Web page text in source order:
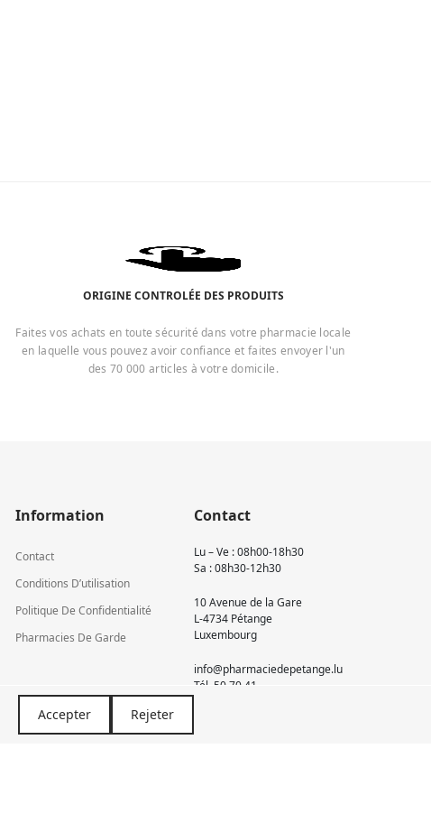
ORIGINE CONTROLÉE DES PRODUITS
Faites vos achats en toute sécurité dans votre pharmacie locale
en laquelle vous pouvez avoir confiance et faites envoyer l'un
des 70 000 articles à votre domicile.
Information
Contact
Conditions D’utilisation
Politique De Confidentialité
Pharmacies De Garde
Contact
Lu – Ve : 08h00-18h30
Sa : 08h30-12h30
10 Avenue de la Gare
L-4734 Pétange
Luxembourg
info@pharmaciedepetange.lu
Tél. 50 70 41
Accepter Rejeter